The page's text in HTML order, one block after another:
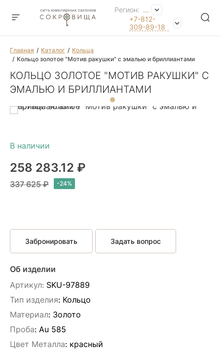
Регион: ...
+7-812-
309-89-18
Главная Каталог
Кольца
Кольцо золотое "Мотив ракушки" с эмалью и бриллиантами
КОЛЬЦО ЗОЛОТОЕ "МОТИВ РАКУШКИ" С
ЭМАЛЬЮ И БРИЛЛИАНТАМИ
258 283.12 ₽
337 625 ₽
Забронировать Задать вопрос
Об изделии
Артикул: SKU-97889
Тип изделия: Кольцо
Материал: Золото
Проба: Au 585
Цвет Металла: красный